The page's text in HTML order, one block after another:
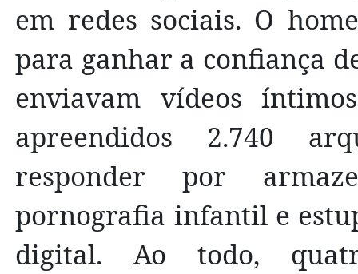
em redes sociais. O
para ganhar a confiança
enviavam vídeos
apreendidos 2.740
responder por
pornografia infantil e
digital. Ao todo,